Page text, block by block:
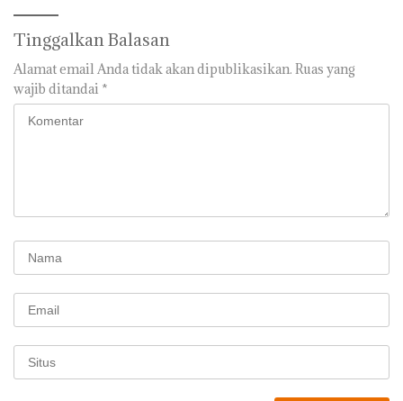
Tinggalkan Balasan
Alamat email Anda tidak akan dipublikasikan. Ruas yang
wajib ditandai *